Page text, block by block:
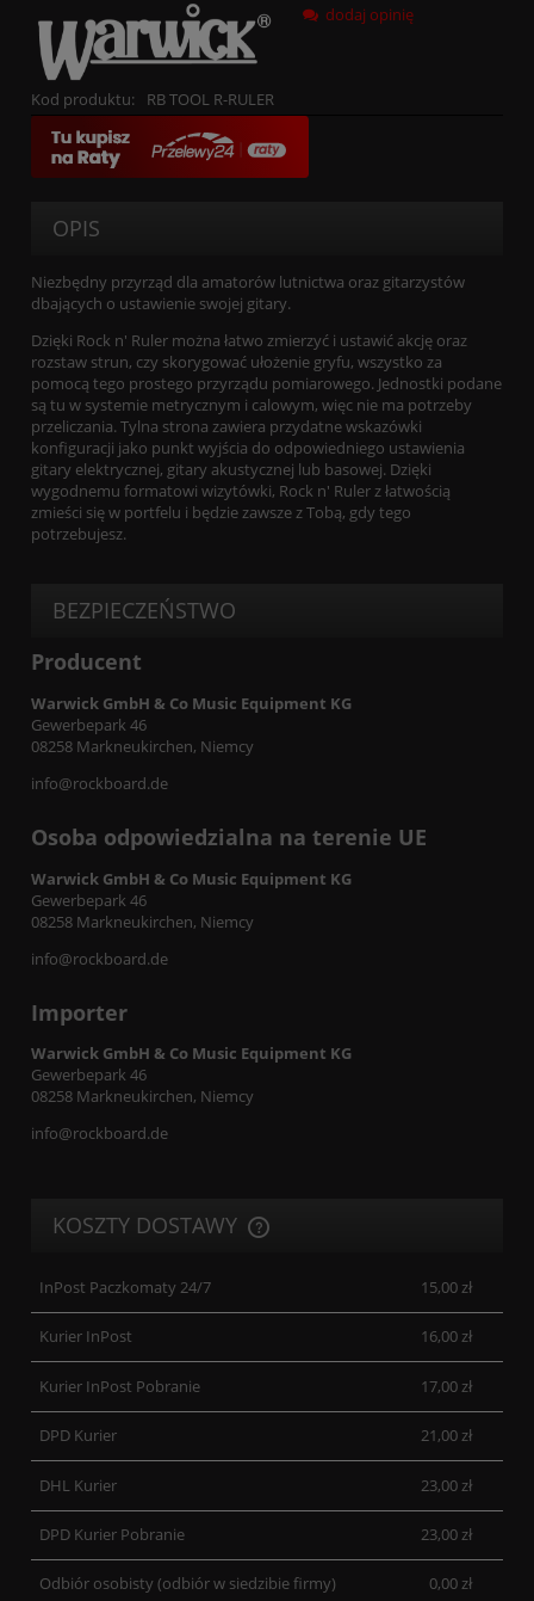
Kod produktu: RB TOOL R-RULER
dodaj opinię
OPIS
Niezbędny przyrząd dla amatorów lutnictwa oraz gitarzystów
dbających o ustawienie swojej gitary.
Dzięki Rock n' Ruler można łatwo zmierzyć i ustawić akcję oraz
rozstaw strun, czy skorygować ułożenie gryfu, wszystko za
pomocą tego prostego przyrządu pomiarowego. Jednostki podane
są tu w systemie metrycznym i calowym, więc nie ma potrzeby
przeliczania. Tylna strona zawiera przydatne wskazówki
konfiguracji jako punkt wyjścia do odpowiedniego ustawienia
gitary elektrycznej, gitary akustycznej lub basowej. Dzięki
wygodnemu formatowi wizytówki, Rock n' Ruler z łatwością
zmieści się w portfelu i będzie zawsze z Tobą, gdy tego
potrzebujesz.
BEZPIECZEŃSTWO
Producent
Warwick GmbH & Co Music Equipment KG
Gewerbepark 46
08258 Markneukirchen, Niemcy
info@rockboard.de
Osoba odpowiedzialna na terenie UE
Warwick GmbH & Co Music Equipment KG
Gewerbepark 46
08258 Markneukirchen, Niemcy
info@rockboard.de
Importer
Warwick GmbH & Co Music Equipment KG
Gewerbepark 46
08258 Markneukirchen, Niemcy
info@rockboard.de
KOSZTY DOSTAWY
CENA NIE ZAWIERA EWENTUALNYCH KOSZTÓW PŁATNOŚCI
InPost Paczkomaty 24/7 15,00 zł
Kurier InPost 16,00 zł
Kurier InPost Pobranie 17,00 zł
DPD Kurier 21,00 zł
DHL Kurier 23,00 zł
DPD Kurier Pobranie 23,00 zł
Odbiór osobisty (odbiór w siedzibie firmy) 0,00 zł